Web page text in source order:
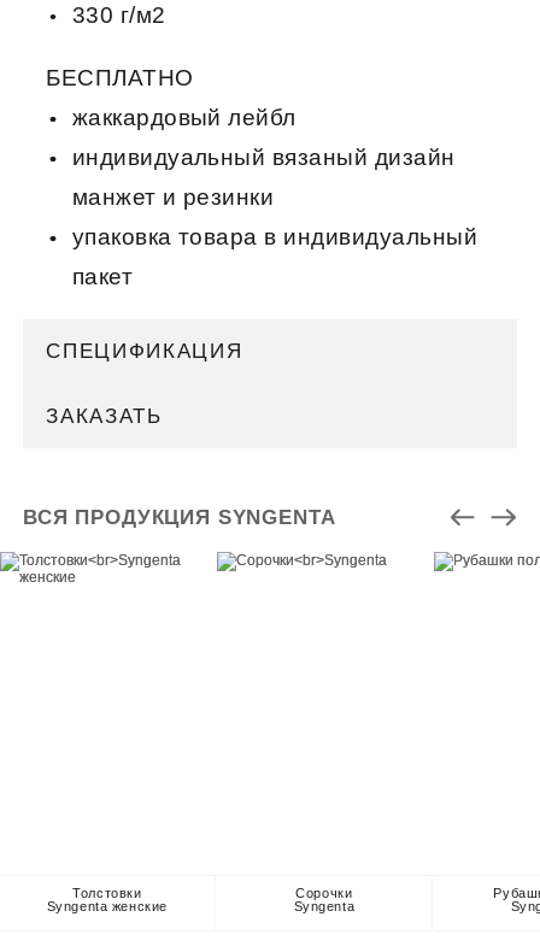
330 г/м2
БЕСПЛАТНО
жаккардовый лейбл
индивидуальный вязаный дизайн
манжет и резинки
упаковка товара в индивидуальный
пакет
СПЕЦИФИКАЦИЯ
ЗАКАЗАТЬ
ВСЯ ПРОДУКЦИЯ SYNGENTA
Толстовки
Syngenta женские
Сорочки
Syngenta